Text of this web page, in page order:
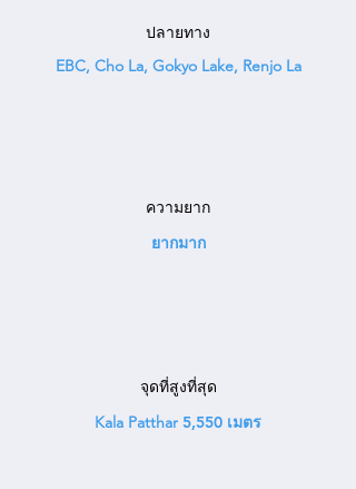
ปลายทาง
EBC, Cho La, Gokyo Lake, Renjo La
ความยาก
ยากมาก
จุดที่สูงที่สุด
Kala Patthar 5,550 เมตร